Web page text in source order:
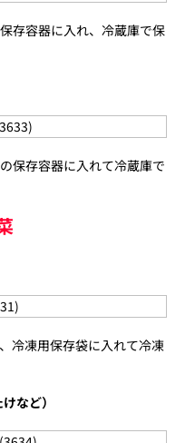
存容器に入れ、冷蔵庫で保
保存容器に入れて冷蔵庫で
冷凍用保存袋に入れて冷凍
など）